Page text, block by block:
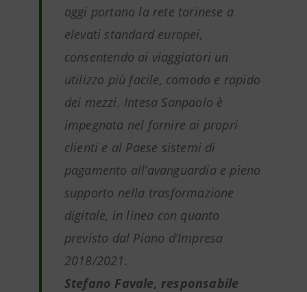
oggi portano la rete torinese a
elevati standard europei,
consentendo ai viaggiatori un
utilizzo più facile, comodo e rapido
dei mezzi. Intesa Sanpaolo è
impegnata nel fornire ai propri
clienti e al Paese sistemi di
pagamento all’avanguardia e pieno
supporto nella trasformazione
digitale, in linea con quanto
previsto dal Piano d’Impresa
2018/2021.
Stefano Favale, responsabile